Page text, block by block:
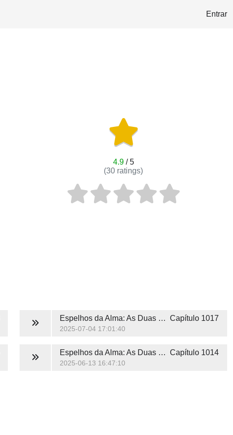
Entrar
4.9/ 5
(30 ratings)
Espelhos da Alma: As Duas Vidas de Marlene Capítulo 1017
2025-07-04 17:01:40
Espelhos da Alma: As Duas Vidas de Marlene Capítulo 1014
2025-06-13 16:47:10